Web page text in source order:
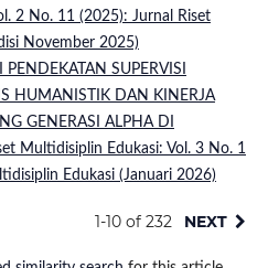
2 No. 11 (2025): Jurnal Riset
November 2025)
PENDEKATAN SUPERVISI
HUMANISTIK DAN KINERJA
GENERASI ALPHA DI
Multidisiplin Edukasi: Vol. 3 No. 1
Edukasi (Januari 2026)
1-10 of 232 NEXT